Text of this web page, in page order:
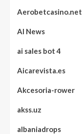
Aerobetcasino.net
AI News
ai sales bot 4
Aicarevista.es
Akcesoria-rower
akss.uz
albaniadrops